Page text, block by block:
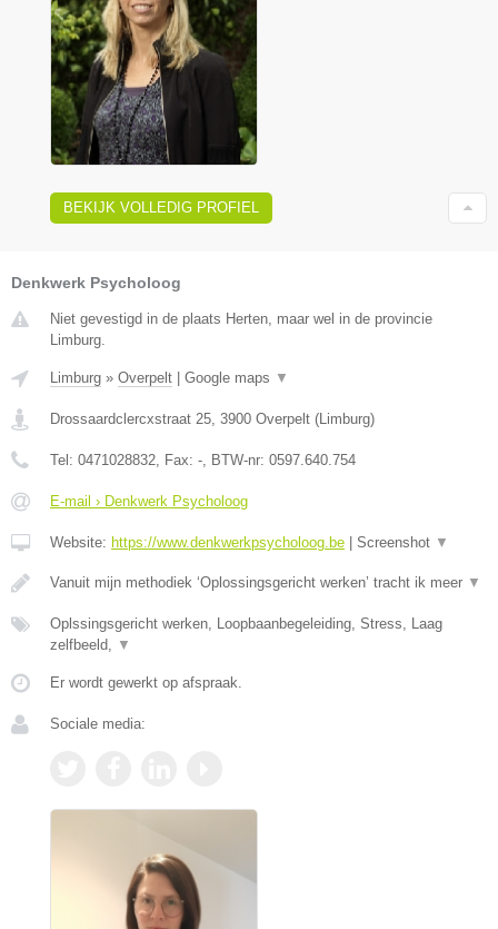
BEKIJK VOLLEDIG PROFIEL
Denkwerk Psycholoog
Niet gevestigd in de plaats Herten, maar wel in de provincie
Limburg.
Limburg » Overpelt Google maps ▼
Drossaardclercxstraat 25, 3900 Overpelt (Limburg)
Tel: 0471028832, Fax: -, BTW-nr: 0597.640.754
E-mail › Denkwerk Psycholoog
Website: https://www.denkwerkpsycholoog.be Screenshot ▼
Vanuit mijn methodiek ‘Oplossingsgericht werken’ tracht ik meer ▼
Oplssingsgericht werken, Loopbaanbegeleiding, Stress, Laag
zelfbeeld, ▼
Er wordt gewerkt op afspraak.
Sociale media: